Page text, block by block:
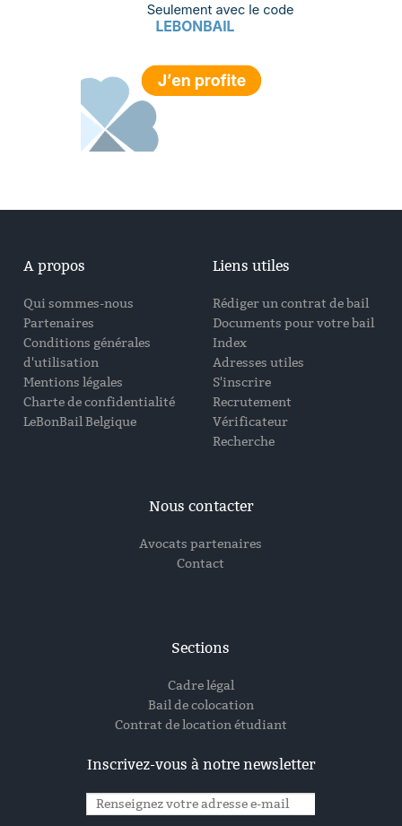
A propos
Qui sommes-nous
Partenaires
Conditions générales
d'utilisation
Mentions légales
Charte de confidentialité
LeBonBail Belgique
Liens utiles
Rédiger un contrat de bail
Documents pour votre bail
Index
Adresses utiles
S'inscrire
Recrutement
Vérificateur
Recherche
Nous contacter
Avocats partenaires
Contact
Sections
Cadre légal
Bail de colocation
Contrat de location étudiant
Inscrivez-vous à notre newsletter